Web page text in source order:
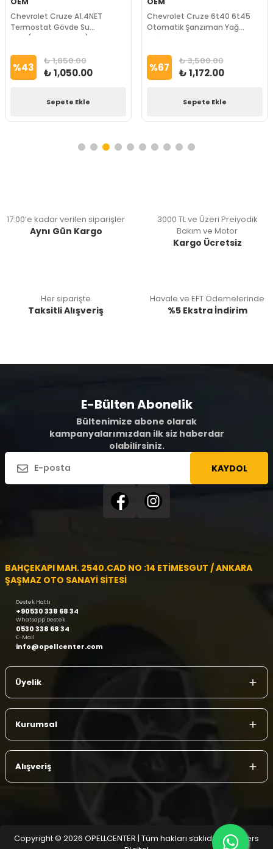
Chevrolet Cruze A1.4NET
Termostat Gövde Su
Çıkış(Orjinal Müşürlü) Oem
%43 ₺ 1,850.00
₺ 1,050.00
Sepete Ekle
Chevrolet Cruze 6t40 6t45
Otomatik Şanzıman Yağ
%67 ₺ 3,500.00
₺ 1,172.00
Sepete Ekle
17:00’e kadar verilen siparişler
Aynı Gün Kargo
3000 TL ve Üzeri Preiyodik
Bakım ve Motor
Kargo Ücretsiz
Her siparişte
Taksitli Alışveriş
Havale ve EFT Ödemelerinde
%5 Ekstra İndirim
E-Bülten Abonelik
Bültenimize abone olarak
kampanyalarımızdan ilk siz haberdar
olabilirsiniz.
KAYDOL
BAHÇEKAPI MAH. 2540.CAD NO :14 ETİMESGUT / ANKARA
ŞAŞMAZ OTO SANAYİ SİTESİ
Destek Hattı
+90530 338 68 34
Whatsapp Destek
0530 338 68 34
E-Mail
info@opellcenter.com
Üyelik
Kurumsal
Alışveriş
Copyright © 2026 OPELLCENTER | Tüm hakları saklıdır.
| Reliefers